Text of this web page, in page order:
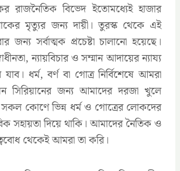
রাজনৈতিক বিভেদ ইতোমধ্যেই হাজার
মৃত্যুর জন্য দায়ী। তুরস্ক থেকে এই
জন্য সর্বাত্মক প্রচেষ্টা চালানো হয়েছে।
ন্যায়বিচার ও সম্মান আদায়ের ন্যায্য
ধর্ম, বর্ণ বা গোত্র নির্বিশেষে আমরা
সিরিয়ানের জন্য আমাদের দরজা খুলে
সকল কোণে ভিন্ন ধর্ম ও গোত্রের লোকদের
সহায়তা দিয়ে থাকি। আমাদের নৈতিক ও
থেকেই আমরা তা করি।